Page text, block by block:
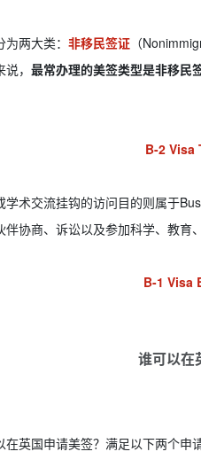
两大类： 非移民签证 （
， 最常办理的美签类型是非移
B-2 Visa
学术交流挂钩的访问目的则属于
协商、诉讼以及参加科学、教育
B-1 Visa
谁可以在
英国申请美签？满足以下两个申